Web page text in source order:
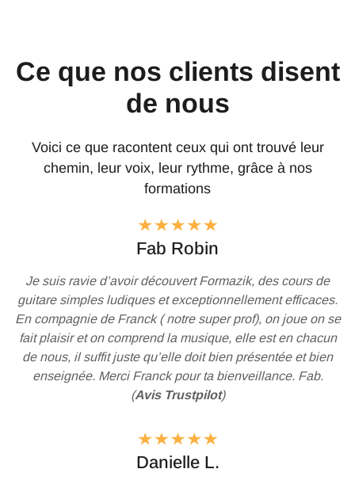
Ce que nos clients disent
de nous
Voici ce que racontent ceux qui ont trouvé leur
chemin, leur voix, leur rythme, grâce à nos
formations
Fab Robin
Je suis ravie d’avoir découvert Formazik, des cours de
guitare simples ludiques et exceptionnellement efficaces.
En compagnie de Franck ( notre super prof), on joue on se
fait plaisir et on comprend la musique, elle est en chacun
de nous, il suffit juste qu’elle doit bien présentée et bien
enseignée. Merci Franck pour ta bienveillance. Fab.
(Avis Trustpilot)
Danielle L.